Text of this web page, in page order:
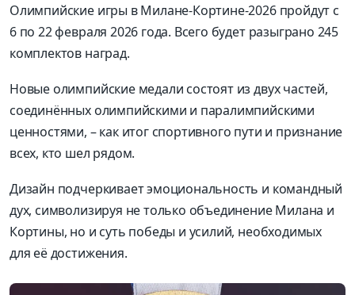
Олимпийские игры в Милане-Кортине-2026 пройдут с
6 по 22 февраля 2026 года. Всего будет разыграно 245
комплектов наград.
Новые олимпийские медали состоят из двух частей,
соединённых олимпийскими и паралимпийскими
ценностями, – как итог спортивного пути и признание
всех, кто шел рядом.
Дизайн подчеркивает эмоциональность и командный
дух, символизируя не только объединение Милана и
Кортины, но и суть победы и усилий, необходимых
для её достижения.